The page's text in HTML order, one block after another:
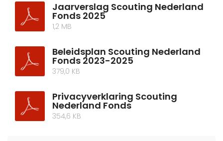
Jaarverslag Scouting Nederland
Fonds 2025
1,2 MB
Beleidsplan Scouting Nederland
Fonds 2023-2025
379,0 KB
Privacyverklaring Scouting
Nederland Fonds
354,6 KB